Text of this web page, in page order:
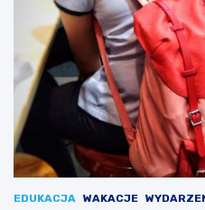
EDUKACJA WAKACJE